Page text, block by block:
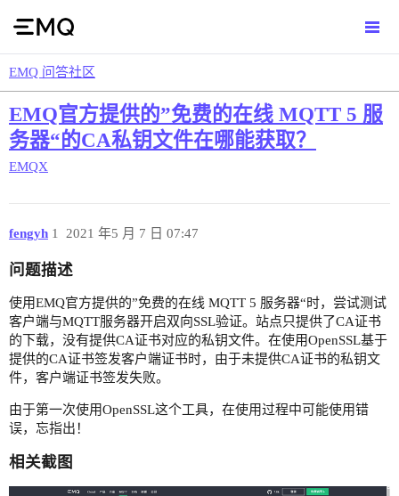
EMQ 问答社区
EMQ官方提供的”免费的在线 MQTT 5 服
务器“的CA私钥文件在哪能获取？
EMQX
fengyh 2021 年5 月 7 日 07:47
1
问题描述
使用EMQ官方提供的”免费的在线 MQTT 5 服务器“时，尝试测试
客户端与MQTT服务器开启双向SSL验证。站点只提供了CA证书
的下载，没有提供CA证书对应的私钥文件。在使用OpenSSL基于
提供的CA证书签发客户端证书时，由于未提供CA证书的私钥文
件，客户端证书签发失败。
由于第一次使用OpenSSL这个工具，在使用过程中可能使用错
误，忘指出！
相关截图